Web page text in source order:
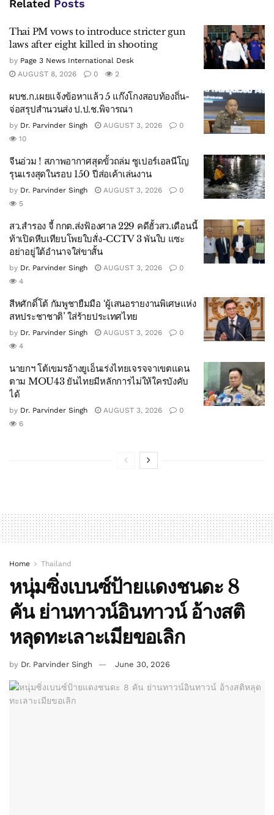
Related Posts
Thai PM vows to introduce stricter gun
laws after eight killed in shooting
by Page 3 News International Desk
AUGUST 8, 2026
0 2
ผบช.ก.เผยแจ้งข้อหาแล้ว 5 แก๊งโกงสอบท้องถิ่น-
จ่อสรุปสำนวนส่ง ป.ป.ช.พิจารณา
by Dr. Parvinder Singh AUGUST 3, 2026
0
10
จีนอ่วม ! สภาพอากาศสุดขั้วถล่ม ซูเปอร์เอลนีโญ
รุนแรงสุดในรอบ 150 ปีส่อเค้าเล่นงาน
by Dr. Parvinder Singh AUGUST 3, 2026
0
5
สว.สำรอง จี้ กกต.ส่งฟ้องศาล 229 คดีฮั้วสว.เดือนนี้
ท้าเปิดหีบเทียบโพยใบสั่ง-CCTV 3 พันใบ แซะ
อย่าอยู่ใต้อำนาจใส่ขาสั้น
by Dr. Parvinder Singh AUGUST 3, 2026
0
4
สีหศักดิ์โต้ กัมพูชายืมมือ ‘ผู้เสนอรายงานพิเศษแห่ง
สหประชาชาติ’ ใส่ร้ายประเทศไทย
by Dr. Parvinder Singh AUGUST 3, 2026
0
4
นายกฯ โต้เขมรอ้างยูเอ็นเร่งไทยเจรจจาเขตแดน
ตาม MOU43 ยันไทยมีหลักการไม่ให้ใครบังคับ
ได้
by Dr. Parvinder Singh AUGUST 3, 2026
0
6
Home Thailand
หนุ่มซิ่งเบนซ์ป้ายแดงชนดะ 8
คัน ย่านทาวน์อินทาวน์ อ้างสติ
หลุดทะเลาะเมียขอเลิก
by Dr. Parvinder Singh June 30, 2026